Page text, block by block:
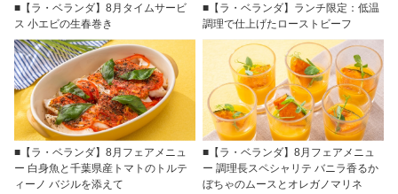
■【ラ・ベランダ】8月タイムサービ
ス 小エビの生春巻き
■【ラ・ベランダ】ランチ限定：低温
調理で仕上げたローストビーフ
■【ラ・ベランダ】8月フェアメニュ
ー 白身魚と千葉県産トマトのトルテ
ィーノ バジルを添えて
■【ラ・ベランダ】8月フェアメニュ
ー 調理長スペシャリテ バニラ香るか
ぼちゃのムースとオレガノマリネ